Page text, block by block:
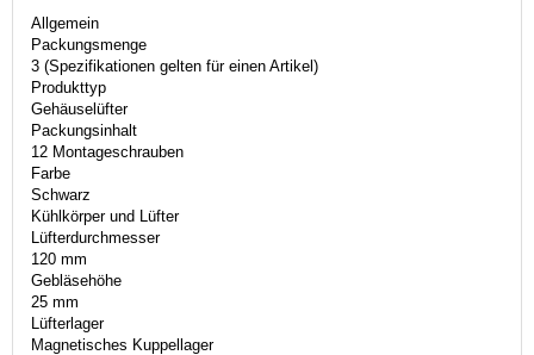
Allgemein
Packungsmenge
3 (Spezifikationen gelten für einen Artikel)
Produkttyp
Gehäuselüfter
Packungsinhalt
12 Montageschrauben
Farbe
Schwarz
Kühlkörper und Lüfter
Lüfterdurchmesser
120 mm
Gebläsehöhe
25 mm
Lüfterlager
Magnetisches Kuppellager